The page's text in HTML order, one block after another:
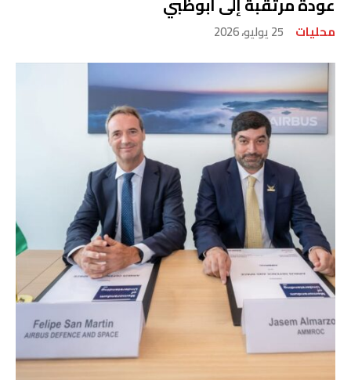
محليات 25 يوليو، 2026